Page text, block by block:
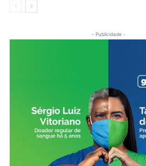
- Publicidade -